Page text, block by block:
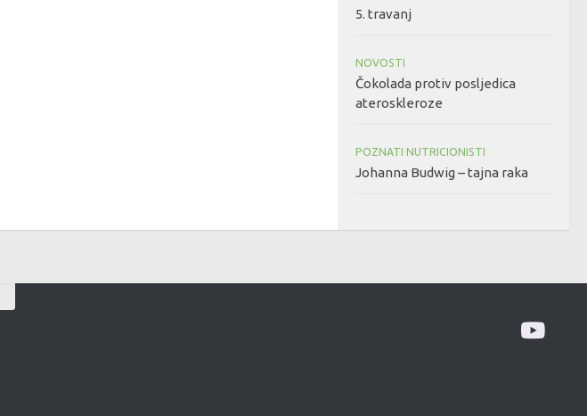
5. travanj
NOVOSTI
Čokolada protiv posljedica
ateroskleroze
POZNATI NUTRICIONISTI
Johanna Budwig – tajna raka